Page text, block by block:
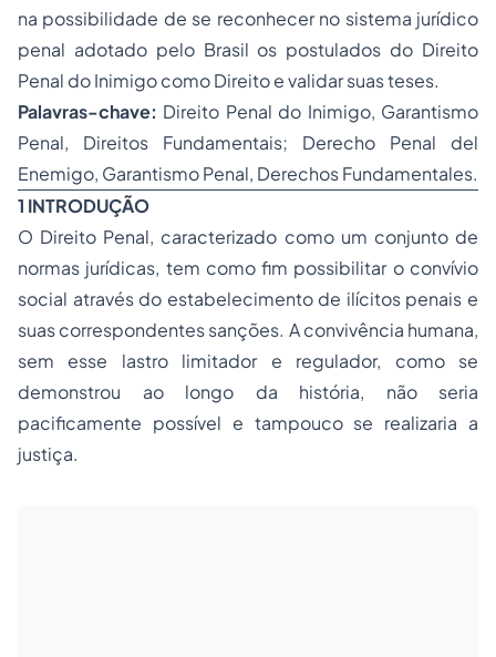
na possibilidade de se reconhecer no sistema jurídico
penal adotado pelo Brasil os postulados do Direito
Penal do Inimigo como Direito e validar suas teses.
Palavras-chave: Direito Penal do Inimigo, Garantismo
Penal, Direitos Fundamentais; Derecho Penal del
Enemigo, Garantismo Penal, Derechos Fundamentales.
1 INTRODUÇÃO
O Direito Penal, caracterizado como um conjunto de
normas jurídicas, tem como fim possibilitar o convívio
social através do estabelecimento de ilícitos penais e
suas correspondentes sanções. A convivência humana,
sem esse lastro limitador e regulador, como se
demonstrou ao longo da história, não seria
pacificamente possível e tampouco se realizaria a
justiça.